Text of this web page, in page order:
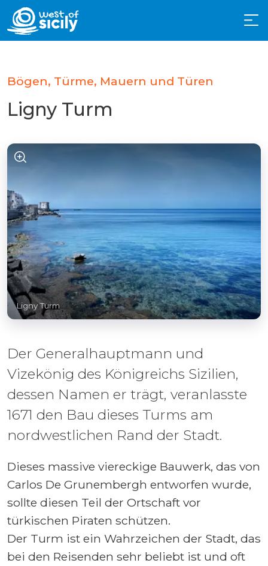
Bögen, Türme, Mauern und Türen
Ligny Turm
Ligny Turm
Der Generalhauptmann und
Vizekönig des Königreichs Sizilien,
dessen Namen er trägt, veranlasste
1671 den Bau dieses Turms am
nordwestlichen Rand der Stadt.
Dieses massive viereckige Bauwerk, das von
Carlos De Grunembergh entworfen wurde,
sollte diesen Teil der Ortschaft vor
türkischen Piraten schützen.
Der Turm ist ein Wahrzeichen der Stadt, das
bei den Reisenden sehr beliebt ist und oft